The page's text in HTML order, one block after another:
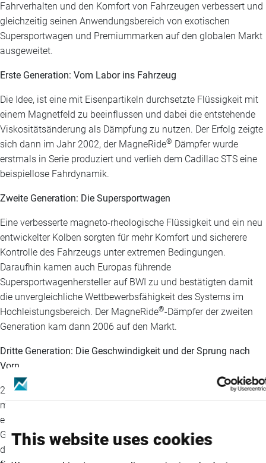
This website uses cookies
Fahrverhalten und den Komfort von Fahrzeugen verbessert und
gleichzeitig seinen Anwendungsbereich von exotischen
Supersportwagen und Premiummarken auf den globalen Markt
ausgeweitet.
Erste Generation: Vom Labor ins Fahrzeug
Die Idee, ist eine mit Eisenpartikeln durchsetzte Flüssigkeit mit
einem Magnetfeld zu beeinflussen und dabei die entstehende
Viskositätsänderung als Dämpfung zu nutzen. Der Erfolg zeigte
sich dann im Jahr 2002, der MagneRide® Dämpfer wurde
erstmals in Serie produziert und verlieh dem Cadillac STS eine
beispiellose Fahrdynamik.
Zweite Generation: Die Supersportwagen
Eine verbesserte magneto-rheologische Flüssigkeit und ein neu
entwickelter Kolben sorgten für mehr Komfort und sicherere
Kontrolle des Fahrzeugs unter extremen Bedingungen.
Daraufhin kamen auch Europas führende
Supersportwagenhersteller auf BWI zu und bestätigten damit
die unvergleichliche Wettbewerbsfähigkeit des Systems im
Hochleistungsbereich. Der MagneRide®-Dämpfer der zweiten
Generation kam dann 2006 auf den Markt.
Dritte Generation: Die Geschwindigkeit und der Sprung nach
Vorn
2011 wurde die nächste Generation des MagneRide ®-Dämpfers
mit einer Dual-Coil-Technologie weiterentwickelt und es erfolgte
eine Anpassung der Reaktionsfrequenz auf 1000 Hz.
Gleichzeitig machte eine neu entwickelte, zweilagige Dichtung
das System langlebiger und sorgte mit verbesserten Reibwerten